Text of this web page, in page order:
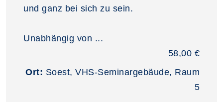
und ganz bei sich zu sein.
Unabhängig von ...
58,00 €
Ort: Soest, VHS-Seminargebäude, Raum
5